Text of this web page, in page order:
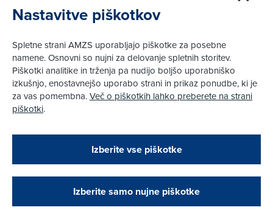
Zapri
Podarjamo vam 10 €!
Obstoječi in novi AMZS člani, ki boste v AMZS
opravili registracijo vozila, boste prejeli
vrednostno darilno kartico z dobroimetjem v višini
Prvi pogled
Za volanom
Tehnika
Pravni vidiki
Piškotki
Pravno obvestilo
Pri spletni včlanitvi so podprta naslednja plačilna sredstva:
Nastavitve piškotkov
Spletne strani AMZS uporabljajo piškotke za posebne
namene. Osnovni so nujni za delovanje spletnih storitev.
Piškotki analitike in trženja pa nudijo boljšo uporabniško
izkušnjo, enostavnejšo uporabo strani in prikaz ponudbe, ki je
za vas pomembna.Več o piškotkih lahko preberete na strani
piškotki.
Izberite vse piškotke
Izberite samo nujne piškotke